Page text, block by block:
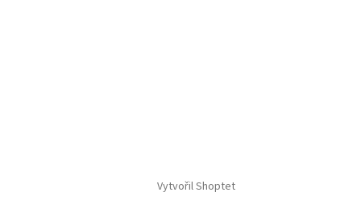
Vytvořil Shoptet